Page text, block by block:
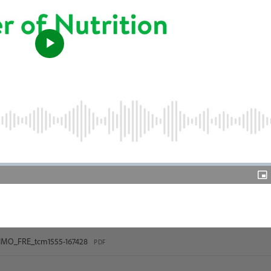
Play
in-